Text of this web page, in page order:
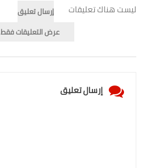
ليست هناك تعليقات
إرسال تعليق
عرض التعليقات فقط
إرسال تعليق